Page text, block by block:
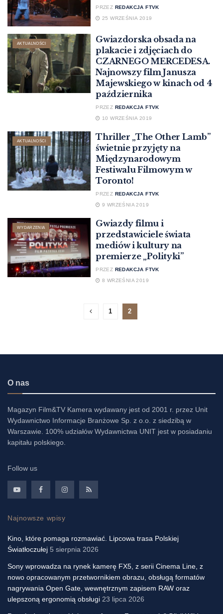
PRZEZ REDAKCJA FTVK
25 WRZEŚNIA 2019
AKTUALNOŚCI
Gwiazdorska obsada na
plakacie i zdjęciach do
CZARNEGO MERCEDESA.
Najnowszy film Janusza
Majewskiego w kinach od 4
października
PRZEZ REDAKCJA FTVK
10 WRZEŚNIA 2019
AKTUALNOŚCI
Thriller „The Other Lamb”
świetnie przyjęty na
Międzynarodowym
Festiwalu Filmowym w
Toronto!
PRZEZ REDAKCJA FTVK
9 WRZEŚNIA 2019
WYDARZENIA
Gwiazdy filmu i
przedstawiciele świata
mediów i kultury na
premierze „Polityki”
PRZEZ REDAKCJA FTVK
8 WRZEŚNIA 2019
1 2
O nas
Magazyn Film&TV Kamera wydawany jest od 2001 r. przez Unit
Wydawnictwo Informacje Branżowe Sp. z o.o. z siedzibą w
Warszawie. 100% udziałów Wydawnictwa UNIT jest w posiadaniu
kapitału polskiego.
Follow us
Najnowsze wpisy
Kino, które pomaga rozmawiać. Lipcowa trasa Polskiej
Światłoczułej 5 sierpnia 2026
Sony wprowadza na rynek kamerę FX5, z serii Cinema Line, z
nowo opracowanym przetwornikiem obrazu, obsługą formatów
nagrywania Open Gate, wewnętrznym zapisem RAW oraz
ulepszoną ergonomią obsługi 23 lipca 2026